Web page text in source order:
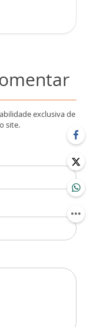
exclusiva de
site.